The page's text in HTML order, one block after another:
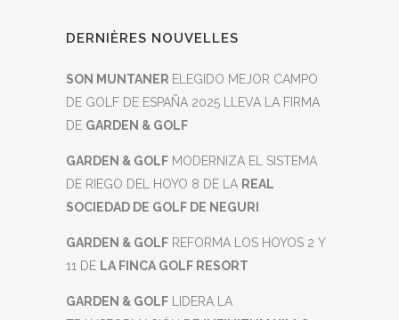
DERNIÈRES NOUVELLES
SON MUNTANER ELEGIDO MEJOR CAMPO
DE GOLF DE ESPAÑA 2025 LLEVA LA FIRMA
DE GARDEN & GOLF
GARDEN & GOLF MODERNIZA EL SISTEMA
DE RIEGO DEL HOYO 8 DE LA REAL
SOCIEDAD DE GOLF DE NEGURI
GARDEN & GOLF REFORMA LOS HOYOS 2 Y
11 DE LA FINCA GOLF RESORT
GARDEN & GOLF LIDERA LA